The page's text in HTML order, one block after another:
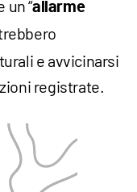
un “allarme
e avvicinarsi
registrate.